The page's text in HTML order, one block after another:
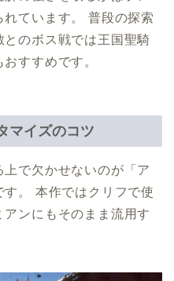
ています。 普段の探索
のボス戦では王国聖騎
すすめです。
マイズのコツ
で欠かせないのが「ア
。 本作ではクリフで使
ンにもそのまま流用す